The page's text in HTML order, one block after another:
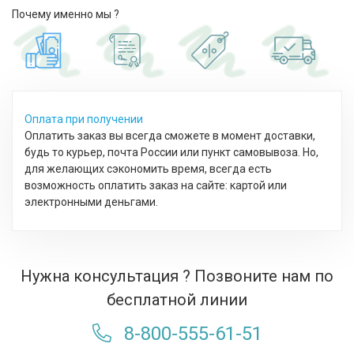
Почему именно мы ?
Оплата при получении
Оплатить заказ вы всегда сможете в момент доставки,
будь то курьер, почта России или пункт самовывоза. Но,
для желающих сэкономить время, всегда есть
возможность оплатить заказ на сайте: картой или
электронными деньгами.
Нужна консультация ? Позвоните нам по
бесплатной линии
8-800-555-61-51